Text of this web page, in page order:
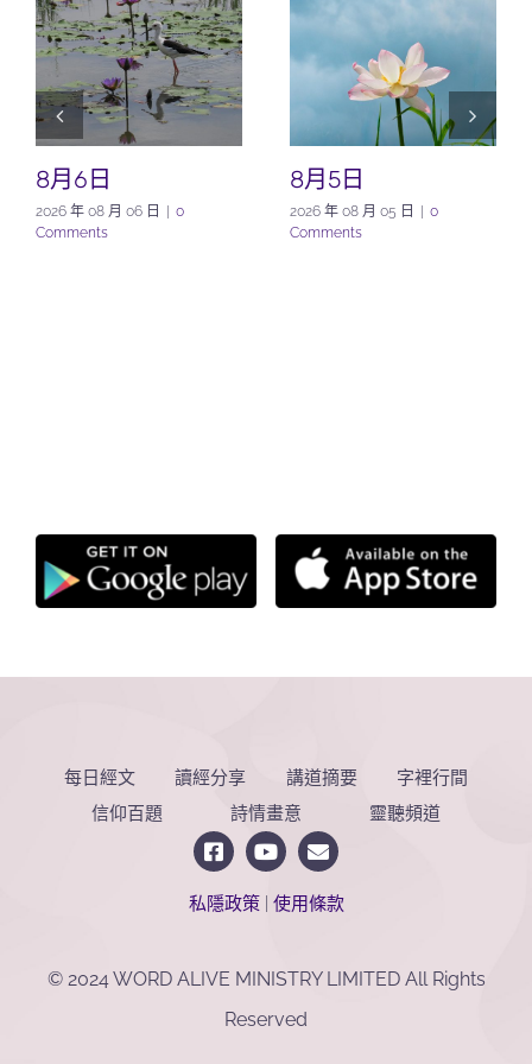
8月6日
2026 年 08 月 06 日
0
Comments
8月5日
2026 年 08 月 05 日
0
Comments
每日經文 讀經分享 講道摘要
字裡行間
信仰百題
詩情畫意 靈聽頻道
私隱政策| 使用條款
© 2024 WORD ALIVE MINISTRY LIMITED All Rights
Reserved